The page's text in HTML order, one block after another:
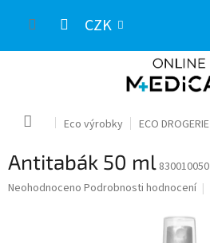
CZK
Domů Eco výrobky ECO DROGERIE
Antitabák 50 ml 830010050
Průměrné
Neohodnoceno Podrobnosti hodnocení